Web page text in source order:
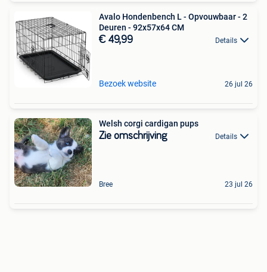
Avalo Hondenbench L - Opvouwbaar - 2
Deuren - 92x57x64 CM
€ 49,99 Details
Bezoek website 26 jul 26
Welsh corgi cardigan pups
Zie omschrijving Details
Bree 23 jul 26